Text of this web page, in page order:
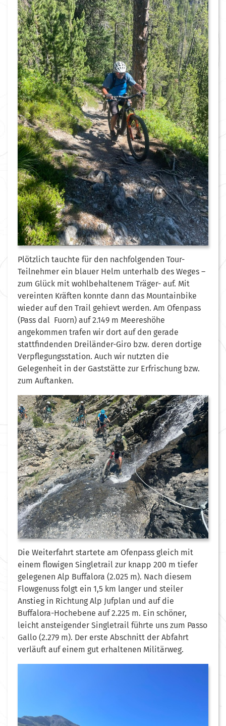
Plötzlich tauchte für den nachfolgenden Tour-
Teilnehmer ein blauer Helm unterhalb des Weges –
zum Glück mit wohlbehaltenem Träger- auf. Mit
vereinten Kräften konnte dann das Mountainbike
wieder auf den Trail gehievt werden. Am Ofenpass
(Pass dal Fuorn) auf 2.149 m Meereshöhe
angekommen trafen wir dort auf den gerade
stattfindenden Dreiländer-Giro bzw. deren dortige
Verpflegungsstation. Auch wir nutzten die
Gelegenheit in der Gaststätte zur Erfrischung bzw.
zum Auftanken.
Die Weiterfahrt startete am Ofenpass gleich mit
einem flowigen Singletrail zur knapp 200 m tiefer
gelegenen Alp Buffalora (2.025 m). Nach diesem
Flowgenuss folgt ein 1,5 km langer und steiler
Anstieg in Richtung Alp Jufplan und auf die
Buffalora-Hochebene auf 2.225 m. Ein schöner,
leicht ansteigender Singletrail führte uns zum Passo
Gallo (2.279 m). Der erste Abschnitt der Abfahrt
verläuft auf einem gut erhaltenen Militärweg.